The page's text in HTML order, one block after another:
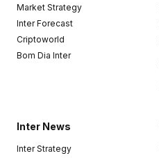
Market Strategy
Inter Forecast
Criptoworld
Bom Dia Inter
Inter News
Inter Strategy